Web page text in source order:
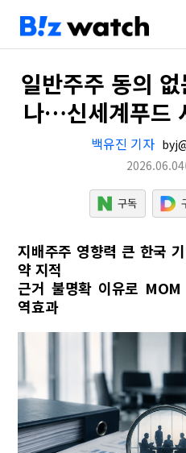
일반주주 동의
나…신세계푸드
백유진 기자
2026.06.04
지배주주 영향력 큰 한국
약 지적
근거 불명확 이유로
역효과